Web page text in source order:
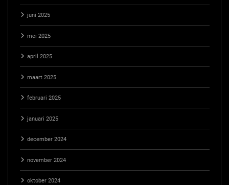
juni 2025
mei 2025
april 2025
maart 2025
februari 2025
januari 2025
december 2024
november 2024
oktober 2024